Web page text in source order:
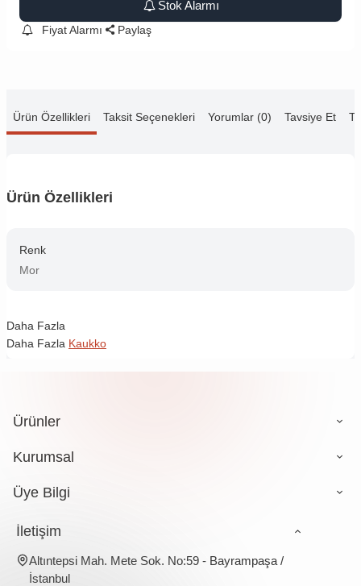
Stok Alarmı
Fiyat Alarmı Paylaş
Ürün Özellikleri Taksit Seçenekleri Yorumlar (0) Tavsiye Et
Ürün Özellikleri
Renk
Mor
Daha Fazla
Daha Fazla Kaukko
Ürünler
Kurumsal
Üye Bilgi
İletişim
Altıntepsi Mah. Mete Sok. No:59 - Bayrampaşa /
İstanbul